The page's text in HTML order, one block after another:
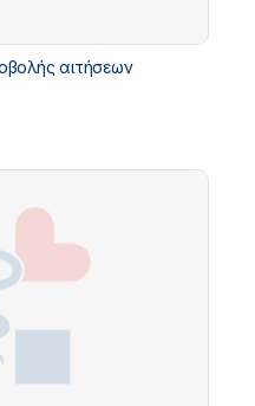
αιτήσεων